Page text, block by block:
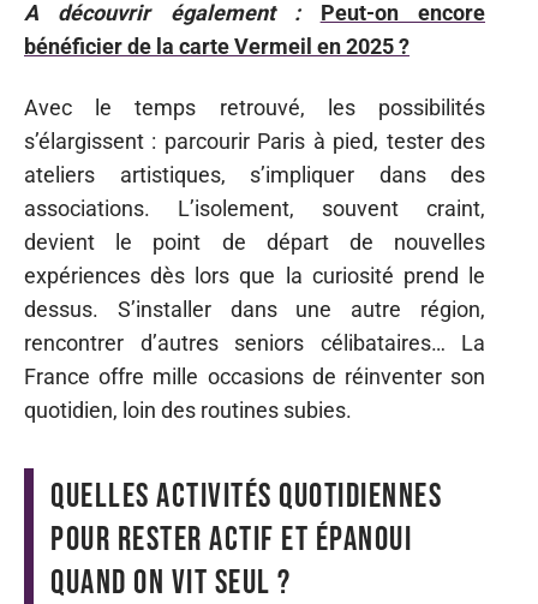
A découvrir également :
Peut-on encore
bénéficier de la carte Vermeil en 2025 ?
Avec le temps retrouvé, les possibilités
s’élargissent : parcourir Paris à pied, tester des
ateliers artistiques, s’impliquer dans des
associations. L’isolement, souvent craint,
devient le point de départ de nouvelles
expériences dès lors que la curiosité prend le
dessus. S’installer dans une autre région,
rencontrer d’autres seniors célibataires… La
France offre mille occasions de réinventer son
quotidien, loin des routines subies.
Quelles activités quotidiennes
pour rester actif et épanoui
quand on vit seul ?